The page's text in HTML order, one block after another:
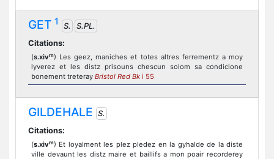
GET 1 S.
S.PL.
Citations:
(s.xivm) Les geez, maniches et totes altres ferrementz a moy
lyverez et les distz prisouns chescun solom sa condicione
bonement treteray Bristol Red Bk i 55
GILDEHALE S.
Citations:
(s.xivm) Et loyalment les plez pledez en la gyhalde de la diste
ville devaunt les distz maire et baillifs a mon poair recorderey